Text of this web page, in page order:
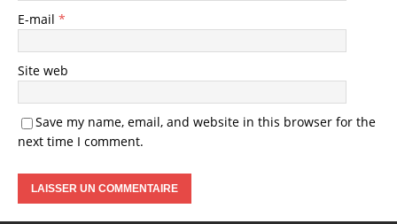
E-mail *
Site web
Save my name, email, and website in this browser for the
next time I comment.